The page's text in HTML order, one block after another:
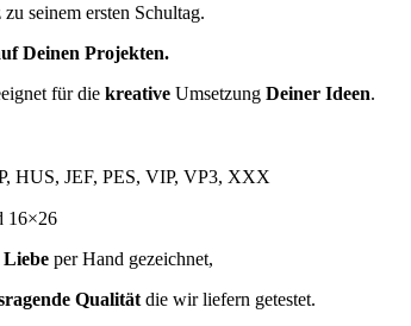
seinem ersten Schultag.
Deinen Projekten.
für die kreative Umsetzung Deiner Ideen.
HUS, JEF, PES, VIP, VP3, XXX
16×26
Liebe per Hand gezeichnet,
Qualität die wir liefern getestet.